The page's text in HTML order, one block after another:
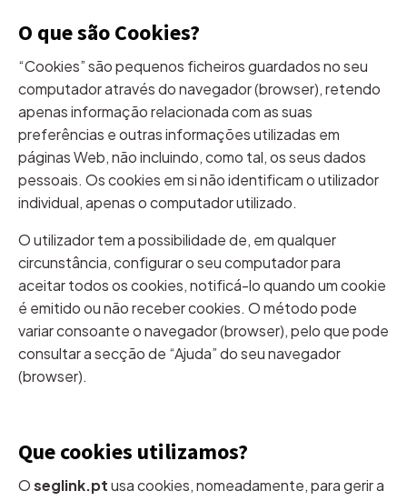
O que são Cookies?
“Cookies” são pequenos ficheiros guardados no seu
computador através do navegador (browser), retendo
apenas informação relacionada com as suas
preferências e outras informações utilizadas em
páginas Web, não incluindo, como tal, os seus dados
pessoais. Os cookies em si não identificam o utilizador
individual, apenas o computador utilizado.
O utilizador tem a possibilidade de, em qualquer
circunstância, configurar o seu computador para
aceitar todos os cookies, notificá-lo quando um cookie
é emitido ou não receber cookies. O método pode
variar consoante o navegador (browser), pelo que pode
consultar a secção de “Ajuda” do seu navegador
(browser).
Que cookies utilizamos?
Oseglink.ptusa cookies, nomeadamente, para gerir a